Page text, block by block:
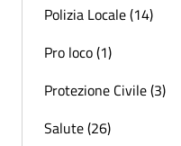
Polizia Locale (14)
Pro loco (1)
Protezione Civile (3)
Salute (26)